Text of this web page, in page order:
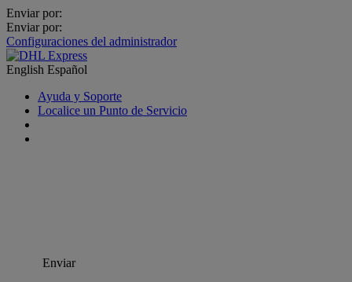
Enviar por:
Enviar por:
Configuraciones del administrador
English Español
Ayuda y Soporte
Localice un Punto de Servicio
Enviar